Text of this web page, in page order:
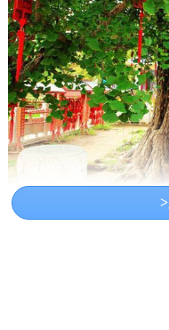
银杏树王，位于山东